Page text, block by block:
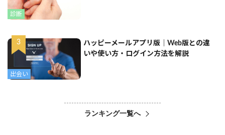
診断
出会い
ハッピーメールアプリ版｜Web版との違
いや使い方・ログイン方法を解説
ランキング一覧へ